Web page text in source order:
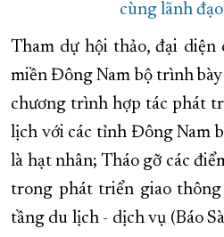
cùng lãnh
Tham dự hội thảo, đại diện
miền Đông Nam bộ trình
chương trình hợp tác phát
lịch với các tỉnh Đông Nam
là hạt nhân; Tháo gỡ các
trong phát triển giao
tầng du lịch - dịch vụ (Báo